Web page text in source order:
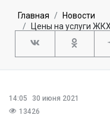
Главная
Новости
Цены на услуги
14:05
30 июня 2021
13426